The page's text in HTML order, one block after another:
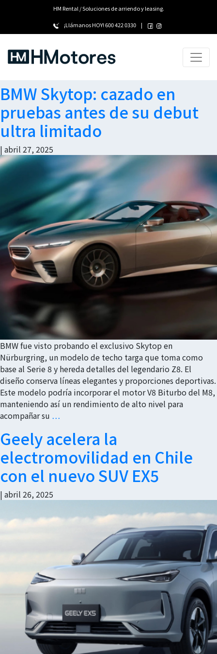
HM Rental / Soluciones de arriendo y leasing.
¡Llámanos HOY!600 422 0330 |
BMW Skytop: cazado en
pruebas antes de su debut
ultra limitado
| abril 27, 2025
BMW fue visto probando el exclusivo Skytop en
Nürburgring, un modelo de techo targa que toma como
base al Serie 8 y hereda detalles del legendario Z8. El
diseño conserva líneas elegantes y proporciones deportivas.
Este modelo podría incorporar el motor V8 Biturbo del M8,
manteniendo así un rendimiento de alto nivel para
acompañar su …
Geely acelera la
electromovilidad en Chile
con el nuevo SUV EX5
| abril 26, 2025